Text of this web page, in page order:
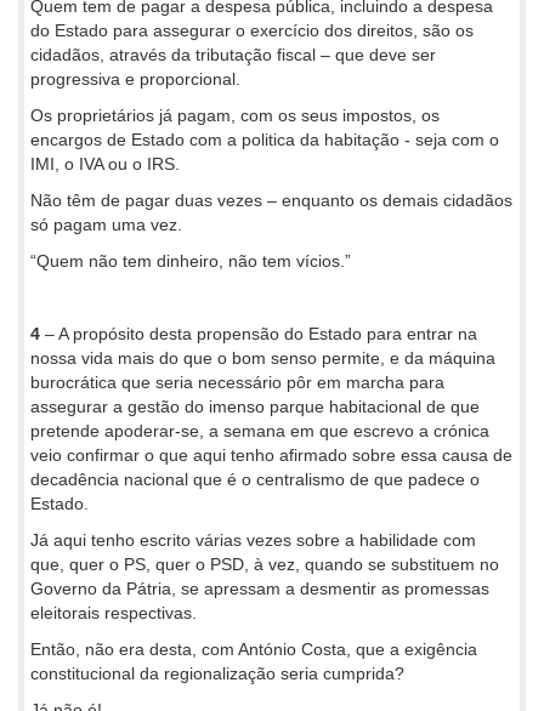
Quem tem de pagar a despesa pública, incluindo a despesa
do Estado para assegurar o exercício dos direitos, são os
cidadãos, através da tributação fiscal – que deve ser
progressiva e proporcional.
Os proprietários já pagam, com os seus impostos, os
encargos de Estado com a politica da habitação - seja com o
IMI, o IVA ou o IRS.
Não têm de pagar duas vezes – enquanto os demais cidadãos
só pagam uma vez.
“Quem não tem dinheiro, não tem vícios.”
4 – A propósito desta propensão do Estado para entrar na
nossa vida mais do que o bom senso permite, e da máquina
burocrática que seria necessário pôr em marcha para
assegurar a gestão do imenso parque habitacional de que
pretende apoderar-se, a semana em que escrevo a crónica
veio confirmar o que aqui tenho afirmado sobre essa causa de
decadência nacional que é o centralismo de que padece o
Estado.
Já aqui tenho escrito várias vezes sobre a habilidade com
que, quer o PS, quer o PSD, à vez, quando se substituem no
Governo da Pátria, se apressam a desmentir as promessas
eleitorais respectivas.
Então, não era desta, com António Costa, que a exigência
constitucional da regionalização seria cumprida?